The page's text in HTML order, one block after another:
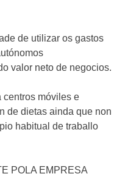
de utilizar os gastos
valor neto de negocios.
centros móviles e
de dietas ainda que non
habitual de traballo
POLA EMPRESA